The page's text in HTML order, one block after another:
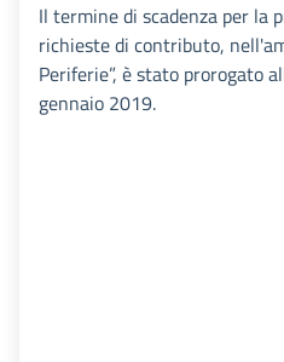
Il termine di scadenza per la
richieste di contributo,
Periferie”, è stato prorogato
gennaio 2019.